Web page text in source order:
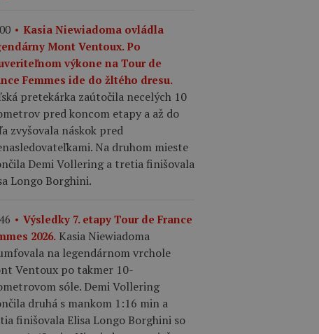
Kasia Niewiadoma ovládla
Mont Ventoux. Po
výkone na Tour de
Femmes ide do žltého dresu.
pretekárka zaútočila necelých 10
pred koncom etapy a až do
zvyšovala náskok pred
Na druhom mieste
Demi Vollering a tretia finišovala
Longo Borghini.
Výsledky 7. etapy Tour de France
2026. Kasia Niewiadoma
na legendárnom vrchole
Ventoux po takmer 10-
sóle. Demi Vollering
druhá s mankom 1:16 min a
finišovala Elisa Longo Borghini so